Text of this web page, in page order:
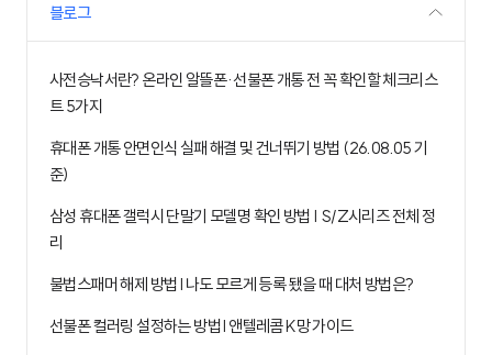
블로그
사전승낙서란? 온라인 알뜰폰·선불폰 개통 전 꼭 확인할 체크리스
트 5가지
휴대폰 개통 안면인식 실패 해결 및 건너뛰기 방법 (26.08.05 기
준)
삼성 휴대폰 갤럭시 단말기 모델명 확인 방법 | S/Z시리즈 전체 정
리
불법스패머 해제 방법 I 나도 모르게 등록 됐을 때 대처 방법은?
선불폰 컬러링 설정하는 방법 I 앤텔레콤 K망 가이드